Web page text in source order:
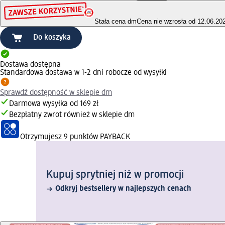
Stała cena dmCena nie wzrosła od
Do koszyka
Dostawa dostępna
Standardowa dostawa w 1-2 dni robocze od wysyłki
Sprawdź dostępność w sklepie dm
Darmowa wysyłka od 169 zł
Bezpłatny zwrot również w sklepie dm
Otrzymujesz 9 punktów PAYBACK
Kupuj sprytniej niż w promocji
Odkryj bestsellery w najlepszych cenach